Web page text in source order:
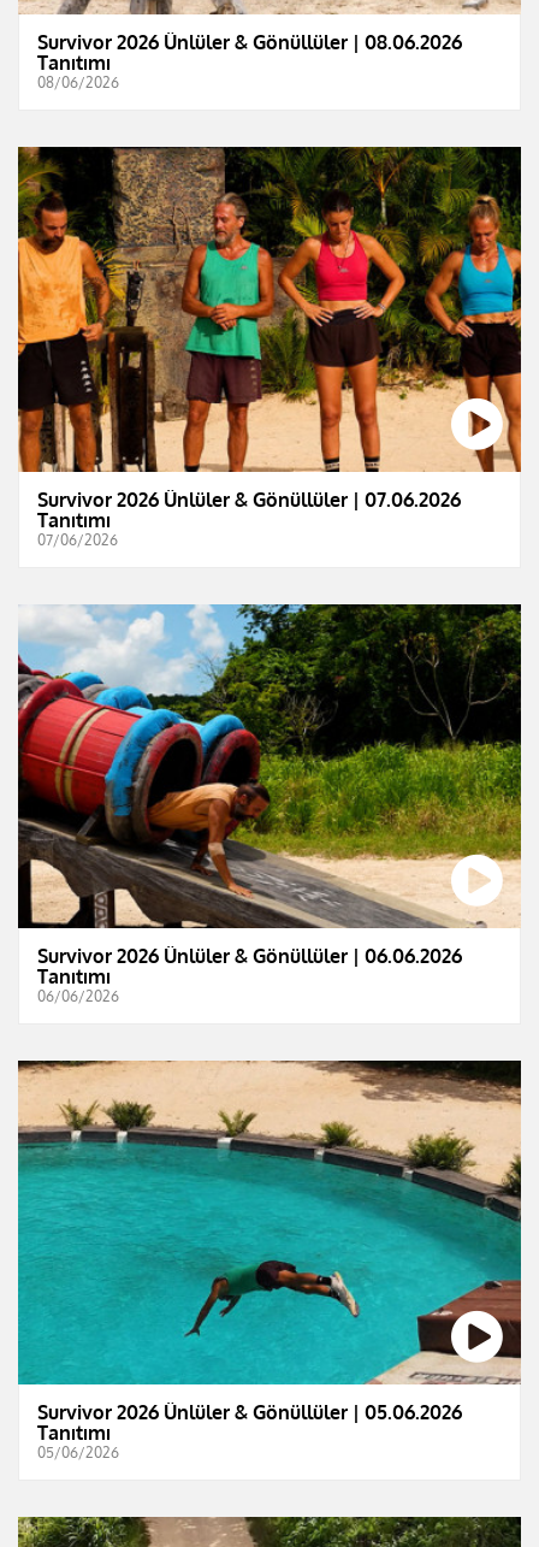
Survivor 2026 Ünlüler & Gönüllüler | 08.06.2026
Tanıtımı
08/06/2026
Survivor 2026 Ünlüler & Gönüllüler | 07.06.2026
Tanıtımı
07/06/2026
Survivor 2026 Ünlüler & Gönüllüler | 06.06.2026
Tanıtımı
06/06/2026
Survivor 2026 Ünlüler & Gönüllüler | 05.06.2026
Tanıtımı
05/06/2026